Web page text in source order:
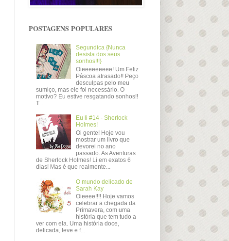
POSTAGENS POPULARES
Segundica {Nunca
desista dos seus
sonhos!!!}
Oieeeeeeeee! Um Feliz
Páscoa atrasado!! Peço
desculpas pelo meu
sumiço, mas ele foi necessário. O
motivo? Eu estive resgatando sonhos!!
T...
Eu li #14 - Sherlock
Holmes!
Oi gente! Hoje vou
mostrar um livro que
devorei no ano
passado. As Aventuras
de Sherlock Holmes! Li em exatos 6
dias! Mas é que realmente...
O mundo delicado de
Sarah Kay
Oieeee!!!! Hoje vamos
celebrar a chegada da
Primavera, com uma
história que tem tudo a
ver com ela. Uma história doce,
delicada, leve e f...